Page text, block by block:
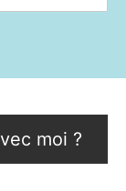
moi ?